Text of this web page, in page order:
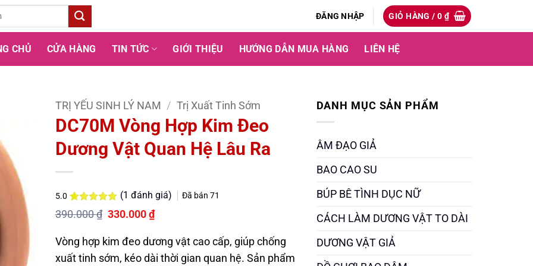
ĐĂNG NHẬP GIỎ HÀNG /0 ₫
CHỦ CỬA HÀNG TIN TỨC GIỚI THIỆU HƯỚNG DẪN MUA HÀNG LIÊN HỆ
TRỊ YẾU SINH LÝ NAM / Trị Xuất Tinh Sớm
DC70M Vòng Hợp Kim Đeo
Dương Vật Quan Hệ Lâu Ra
5.0
5.0trên 5
dựa trên
1
(1 đánh giá) Đã bán 71
390.000₫ Giá
là:
390.000 ₫.
330.000₫Giá
hiện
là:
330.000 ₫.
Vòng hợp kim đeo dương vật cao cấp, giúp chống
xuất tinh sớm, kéo dài thời gian quan hệ. Sản phẩm
DANH MỤC SẢN PHẨM
ÂM ĐẠO GIẢ
BAO CAO SU
BÚP BÊ TÌNH DỤC NỮ
CÁCH LÀM DƯƠNG VẬT TO DÀI
DƯƠNG VẬT GIẢ